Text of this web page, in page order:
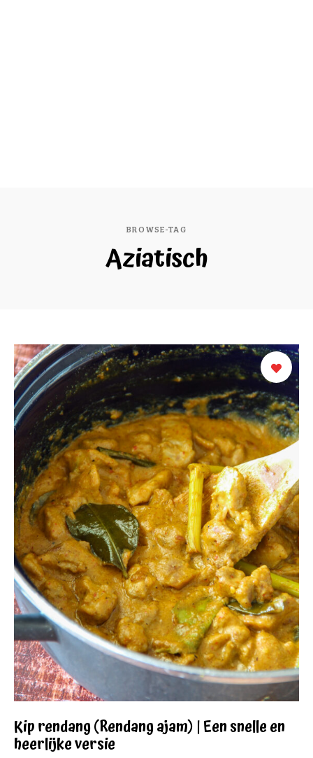
BROWSE-TAG
Aziatisch
Kip rendang (Rendang ajam) | Een snelle en
heerlijke versie